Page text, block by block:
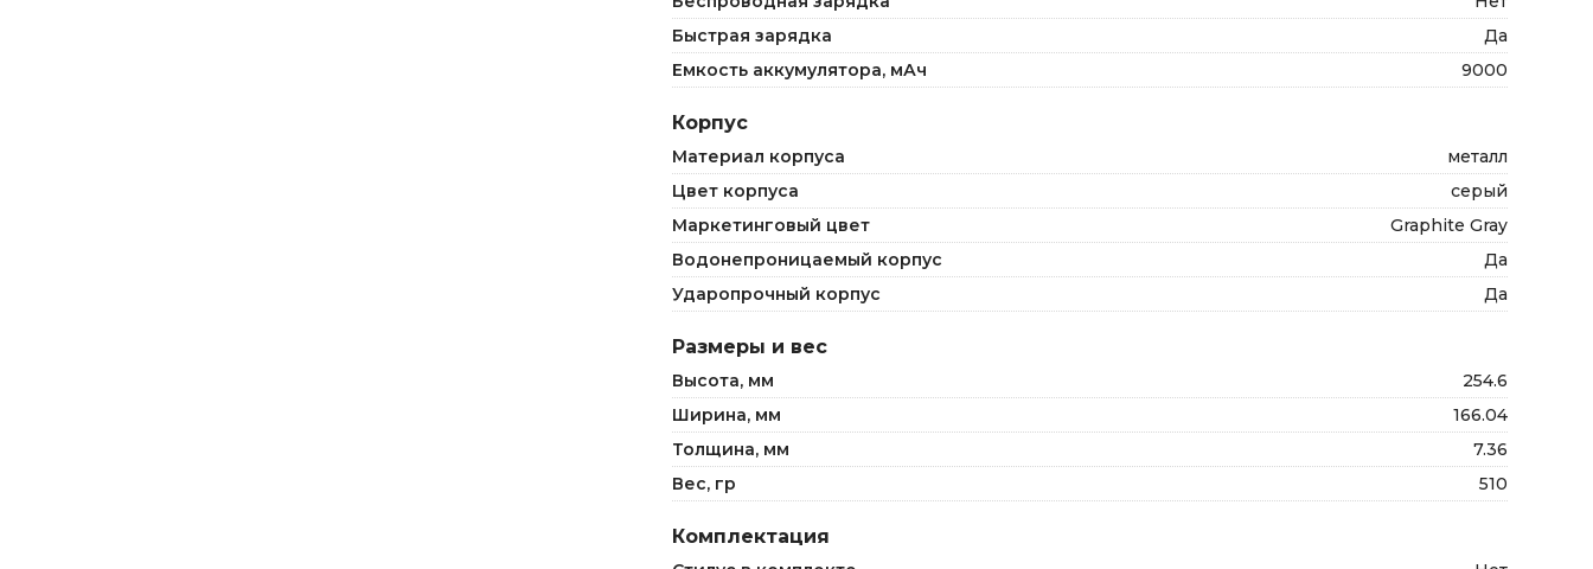
Быстрая зарядка
Да
Емкость аккумулятора, мАч
9000
Корпус
Материал корпуса
металл
Цвет корпуса
серый
Маркетинговый цвет
Graphite Gray
Водонепроницаемый корпус
Да
Ударопрочный корпус
Да
Размеры и вес
Высота, мм
254.6
Ширина, мм
166.04
Толщина, мм
7.36
Вес, гр
510
Комплектация